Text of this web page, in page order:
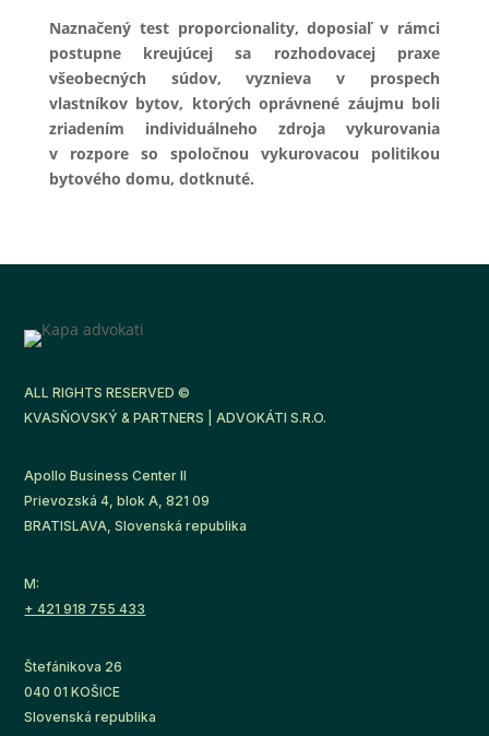
Naznačený test proporcionality, doposiaľ v rámci
postupne kreujúcej sa rozhodovacej praxe
všeobecných súdov, vyznieva v prospech
vlastníkov bytov, ktorých oprávnené záujmu boli
zriadením individuálneho zdroja vykurovania
v rozpore so spoločnou vykurovacou politikou
bytového domu, dotknuté.
ALL RIGHTS RESERVED ©
KVASŇOVSKÝ & PARTNERS | ADVOKÁTI S.R.O.
Apollo Business Center II
Prievozská 4, blok A, 821 09
BRATISLAVA, Slovenská republika
M:
+ 421 918 755 433
Štefánikova 26
040 01 KOŠICE
Slovenská republika